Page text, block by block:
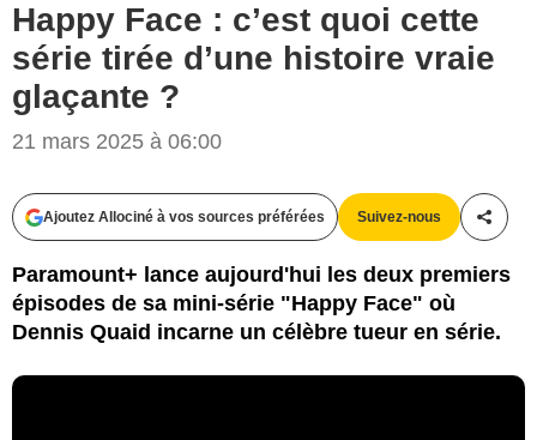
Happy Face : c’est quoi cette
série tirée d’une histoire vraie
glaçante ?
21 mars 2025 à 06:00
Ajoutez Allociné à vos sources préférées Suivez-nous
Paramount+ lance aujourd'hui les deux premiers
épisodes de sa mini-série "Happy Face" où
Dennis Quaid incarne un célèbre tueur en série.